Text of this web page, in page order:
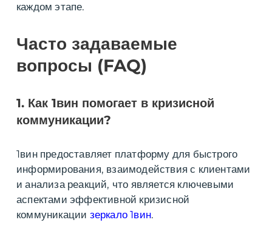
каждом этапе.
Часто задаваемые
вопросы (FAQ)
1. Как 1вин помогает в кризисной
коммуникации?
1вин предоставляет платформу для быстрого
информирования, взаимодействия с клиентами
и анализа реакций, что является ключевыми
аспектами эффективной кризисной
коммуникации зеркало 1вин.